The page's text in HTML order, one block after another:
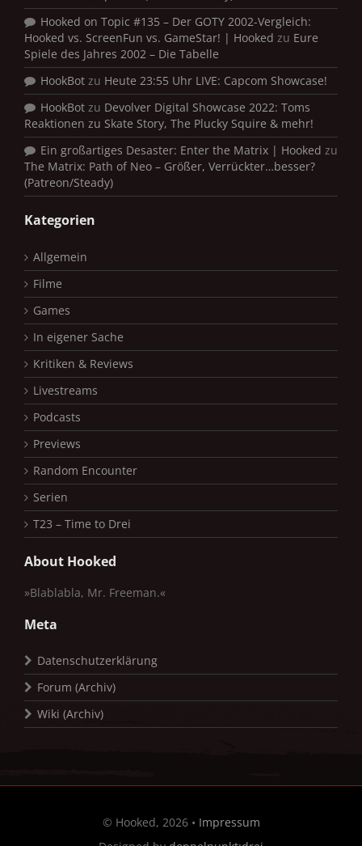
Hooked on Topic #135 – Der GOTY 2002-Vergleich:
Hooked vs. ScreenFun vs. GameStar! | Hooked zu Eure
Spiele des Jahres 2002 – Die Tabelle
HookBot zu Heute 23:55 Uhr LIVE: Capcom Showcase!
HookBot zu Devolver Digital Showcase 2022: Toms
Reaktionen zu Skate Story, The Plucky Squire & mehr!
Ein großartiges Desaster: Enter the Matrix | Hooked zu
The Matrix: Path of Neo – Größer, Verrückter…besser?
(Patreon/Steady)
Kategorien
Allgemein
Filme
Games
In eigener Sache
Kritiken & Reviews
Livestreams
Podcasts
Previews
Random Encounter
Serien
T23 – Time to Drei
About Hooked
»Blablabla, Mr. Freeman.«
Meta
Datenschutzerklärung
Forum (Archiv)
Wiki (Archiv)
© Hooked, 2026 • Impressum